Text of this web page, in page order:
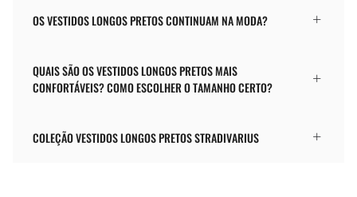
OS VESTIDOS LONGOS PRETOS CONTINUAM NA MODA?
QUAIS SÃO OS VESTIDOS LONGOS PRETOS MAIS
CONFORTÁVEIS? COMO ESCOLHER O TAMANHO CERTO?
COLEÇÃO VESTIDOS LONGOS PRETOS STRADIVARIUS